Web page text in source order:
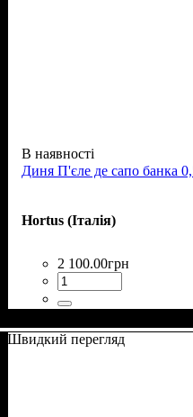
В наявності
Диня П'єле де сапо банка
Hortus (Італія)
2 100.00грн
Швидкий перегляд